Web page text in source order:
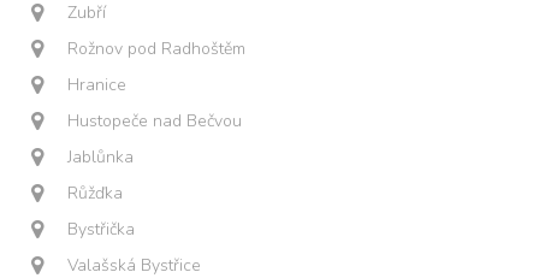
Zubří
Rožnov pod Radhoštěm
Hranice
Hustopeče nad Bečvou
Jablůnka
Růžďka
Bystřička
Valašská Bystřice